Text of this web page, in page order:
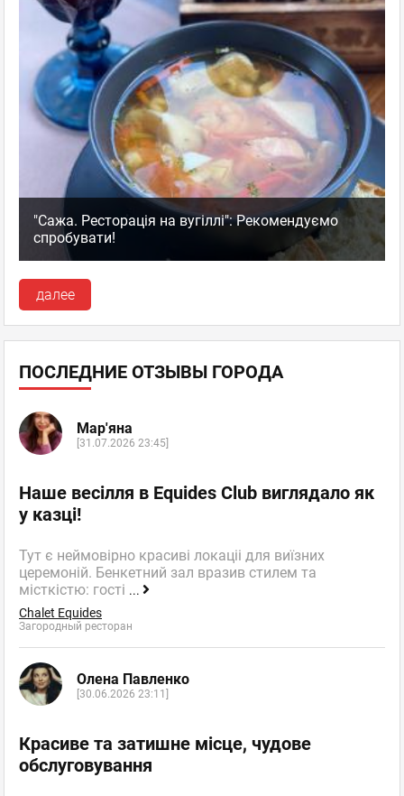
"Сажа. Ресторація на вугіллі": Рекомендуємо
спробувати!
далее
ПОСЛЕДНИЕ ОТЗЫВЫ ГОРОДА
Мар'яна
[31.07.2026 23:45]
Наше весілля в Equides Club виглядало як
у казці!
Тут є неймовірно красиві локаціі для виїзних
церемоній. Бенкетний зал вразив стилем та
місткістю: гості ...
Chalet Equides
Загородный ресторан
Олена Павленко
[30.06.2026 23:11]
Красиве та затишне місце, чудове
обслуговування